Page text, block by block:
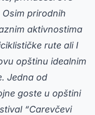
prirodnih
aktivnostima
rute ali I
opštinu idealnim
Jedna od
goste u opštini
“Carevčevi